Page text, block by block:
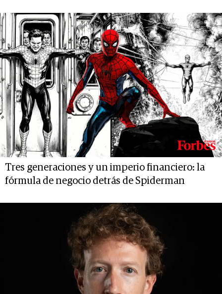
Tres generaciones y un imperio financiero: la
fórmula de negocio detrás de Spiderman